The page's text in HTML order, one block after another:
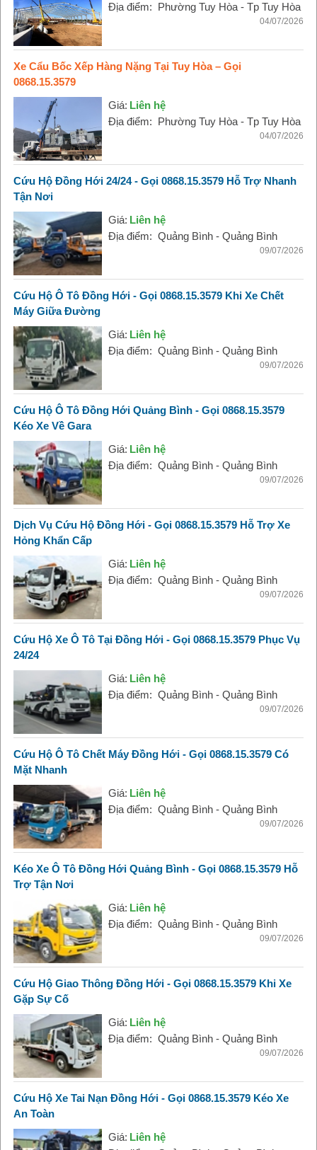
Địa điểm: Phường Tuy Hòa - Tp Tuy Hòa
04/07/2026
Xe Cẩu Bốc Xếp Hàng Nặng Tại Tuy Hòa – Gọi
0868.15.3579
Giá: Liên hệ
Địa điểm: Phường Tuy Hòa - Tp Tuy Hòa
04/07/2026
Cứu Hộ Đồng Hới 24/24 - Gọi 0868.15.3579 Hỗ Trợ Nhanh
Tận Nơi
Giá: Liên hệ
Địa điểm: Quảng Bình - Quảng Bình
09/07/2026
Cứu Hộ Ô Tô Đồng Hới - Gọi 0868.15.3579 Khi Xe Chết
Máy Giữa Đường
Giá: Liên hệ
Địa điểm: Quảng Bình - Quảng Bình
09/07/2026
Cứu Hộ Ô Tô Đồng Hới Quảng Bình - Gọi 0868.15.3579
Kéo Xe Về Gara
Giá: Liên hệ
Địa điểm: Quảng Bình - Quảng Bình
09/07/2026
Dịch Vụ Cứu Hộ Đồng Hới - Gọi 0868.15.3579 Hỗ Trợ Xe
Hỏng Khẩn Cấp
Giá: Liên hệ
Địa điểm: Quảng Bình - Quảng Bình
09/07/2026
Cứu Hộ Xe Ô Tô Tại Đồng Hới - Gọi 0868.15.3579 Phục Vụ
24/24
Giá: Liên hệ
Địa điểm: Quảng Bình - Quảng Bình
09/07/2026
Cứu Hộ Ô Tô Chết Máy Đồng Hới - Gọi 0868.15.3579 Có
Mặt Nhanh
Giá: Liên hệ
Địa điểm: Quảng Bình - Quảng Bình
09/07/2026
Kéo Xe Ô Tô Đồng Hới Quảng Bình - Gọi 0868.15.3579 Hỗ
Trợ Tận Nơi
Giá: Liên hệ
Địa điểm: Quảng Bình - Quảng Bình
09/07/2026
Cứu Hộ Giao Thông Đồng Hới - Gọi 0868.15.3579 Khi Xe
Gặp Sự Cố
Giá: Liên hệ
Địa điểm: Quảng Bình - Quảng Bình
09/07/2026
Cứu Hộ Xe Tai Nạn Đồng Hới - Gọi 0868.15.3579 Kéo Xe
An Toàn
Giá: Liên hệ